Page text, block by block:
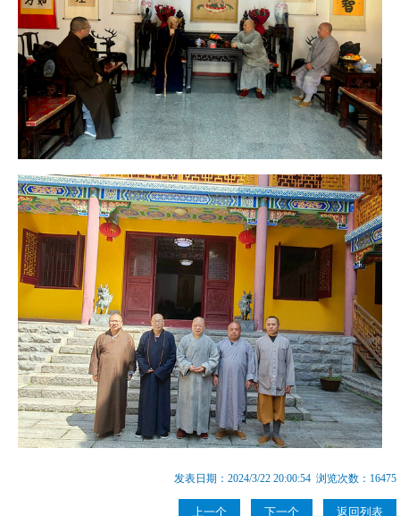
发表日期：2024/3/22 20:00:54 浏览次数：16475
上一个 下一个 返回列表